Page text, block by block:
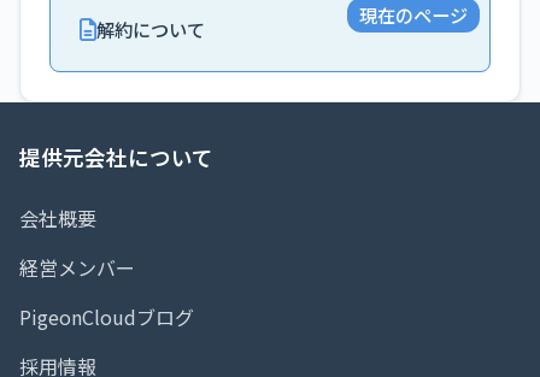
解約について
現在のページ
提供元会社について
会社概要
経営メンバー
PigeonCloudブログ
採用情報